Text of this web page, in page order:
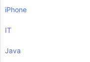
iPhone
IT
Java